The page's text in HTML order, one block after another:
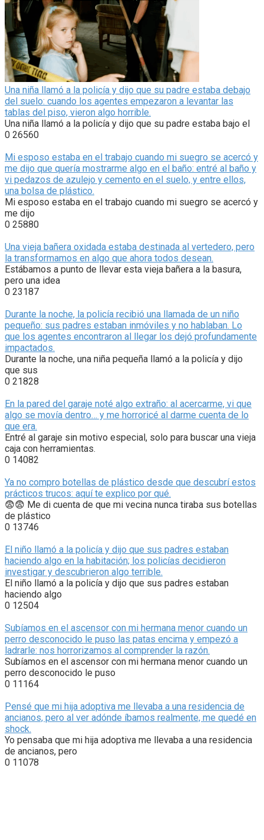
Una niña llamó a la policía y dijo que su padre estaba debajo
del suelo: cuando los agentes empezaron a levantar las
tablas del piso, vieron algo horrible.
Una niña llamó a la policía y dijo que su padre estaba bajo el
0 26560
Mi esposo estaba en el trabajo cuando mi suegro se acercó y
me dijo que quería mostrarme algo en el baño: entré al baño y
vi pedazos de azulejo y cemento en el suelo, y entre ellos,
una bolsa de plástico.
Mi esposo estaba en el trabajo cuando mi suegro se acercó y
me dijo
0 25880
Una vieja bañera oxidada estaba destinada al vertedero, pero
la transformamos en algo que ahora todos desean.
Estábamos a punto de llevar esta vieja bañera a la basura,
pero una idea
0 23187
Durante la noche, la policía recibió una llamada de un niño
pequeño: sus padres estaban inmóviles y no hablaban. Lo
que los agentes encontraron al llegar los dejó profundamente
impactados.
Durante la noche, una niña pequeña llamó a la policía y dijo
que sus
0 21828
En la pared del garaje noté algo extraño: al acercarme, vi que
algo se movía dentro… y me horroricé al darme cuenta de lo
que era.
Entré al garaje sin motivo especial, solo para buscar una vieja
caja con herramientas.
0 14082
Ya no compro botellas de plástico desde que descubrí estos
prácticos trucos: aquí te explico por qué.
😨😨 Me di cuenta de que mi vecina nunca tiraba sus botellas
de plástico
0 13746
El niño llamó a la policía y dijo que sus padres estaban
haciendo algo en la habitación; los policías decidieron
investigar y descubrieron algo terrible.
El niño llamó a la policía y dijo que sus padres estaban
haciendo algo
0 12504
Subíamos en el ascensor con mi hermana menor cuando un
perro desconocido le puso las patas encima y empezó a
ladrarle: nos horrorizamos al comprender la razón.
Subíamos en el ascensor con mi hermana menor cuando un
perro desconocido le puso
0 11164
Pensé que mi hija adoptiva me llevaba a una residencia de
ancianos, pero al ver adónde íbamos realmente, me quedé en
shock.
Yo pensaba que mi hija adoptiva me llevaba a una residencia
de ancianos, pero
0 11078